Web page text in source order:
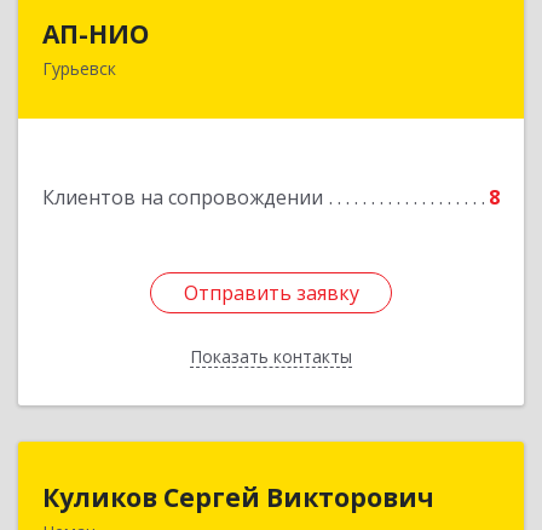
АП-НИО
Гурьевск
Клиентов на сопровождении 8
Отправить заявку
Показать контакты
238300 Калининградская обл, Гурьевск г,
Отправить заявку
Назад
Куликов Сергей Викторович
Куликов Сергей Викторович